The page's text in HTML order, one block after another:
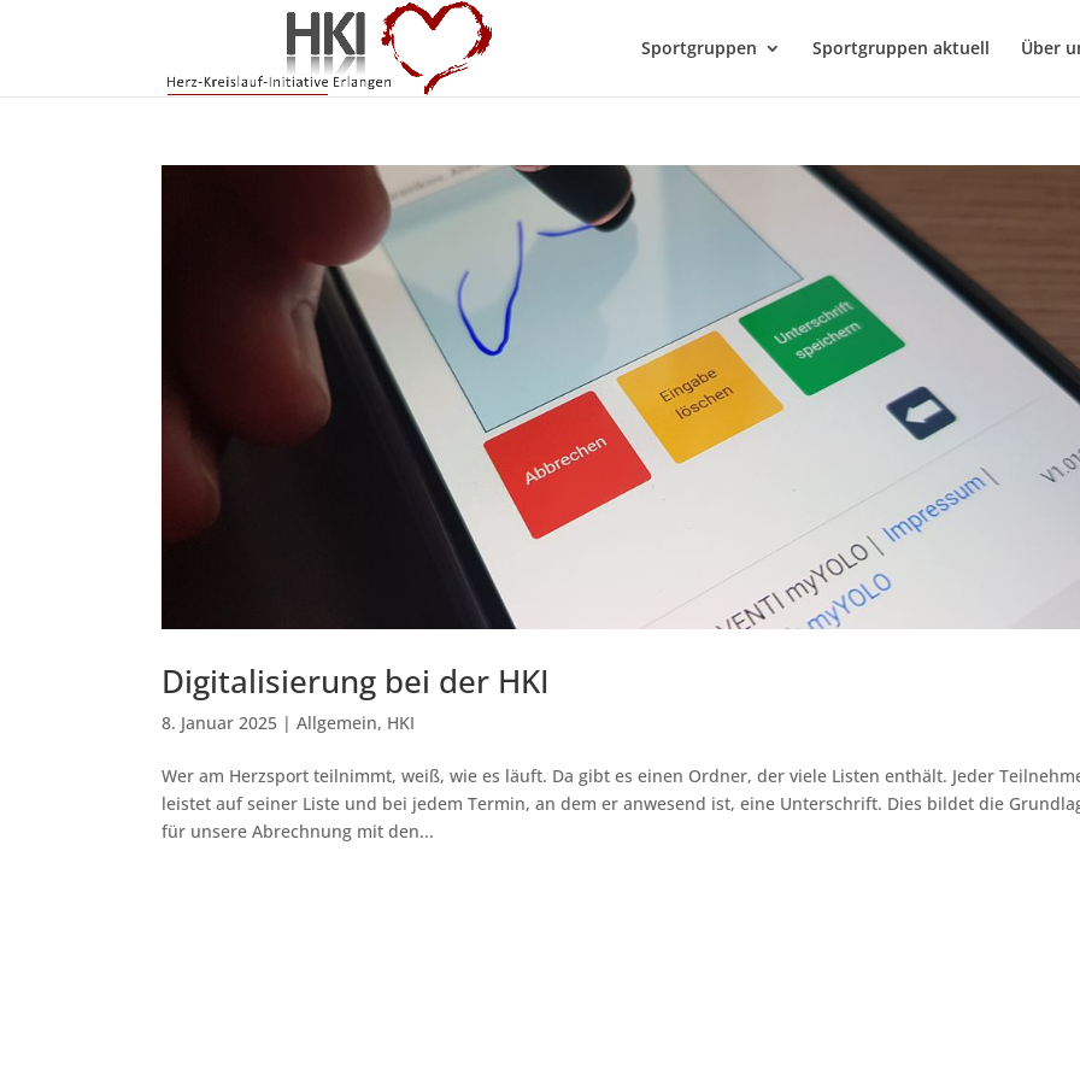
Sportgruppen Sportgruppen aktuell Über
Digitalisierung bei der HKI
8. Januar 2025 |Allgemein, HKI
Wer am Herzsport teilnimmt, weiß, wie es läuft. Da gibt es einen Ordner, der viele Listen enthält. Jeder
leistet auf seiner Liste und bei jedem Termin, an dem er anwesend ist, eine Unterschrift. Dies bildet die
für unsere Abrechnung mit den...